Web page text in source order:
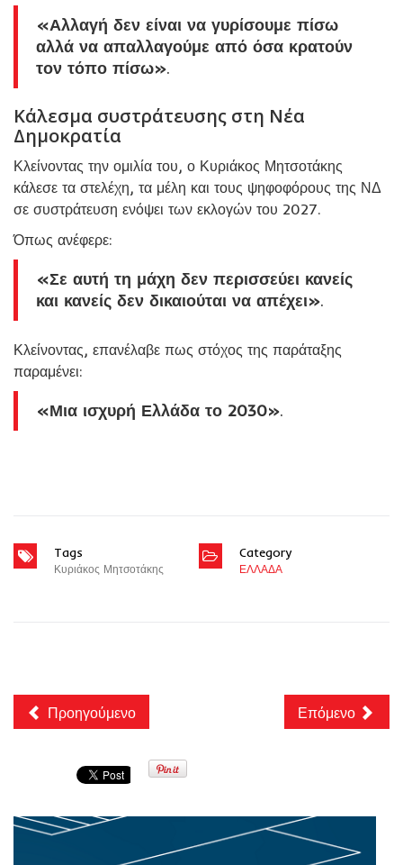
«Αλλαγή δεν είναι να γυρίσουμε πίσω
αλλά να απαλλαγούμε από όσα κρατούν
τον τόπο πίσω».
Κάλεσμα συστράτευσης στη Νέα
Δημοκρατία
Κλείνοντας την ομιλία του, ο Κυριάκος Μητσοτάκης
κάλεσε τα στελέχη, τα μέλη και τους ψηφοφόρους της ΝΔ
σε συστράτευση ενόψει των εκλογών του 2027.
Όπως ανέφερε:
«Σε αυτή τη μάχη δεν περισσεύει κανείς
και κανείς δεν δικαιούται να απέχει».
Κλείνοντας, επανέλαβε πως στόχος της παράταξης
παραμένει:
«Μια ισχυρή Ελλάδα το 2030».
Tags
Κυριάκος Μητσοτάκης
Category
ΕΛΛΑΔΑ
Προηγούμενο Επόμενο